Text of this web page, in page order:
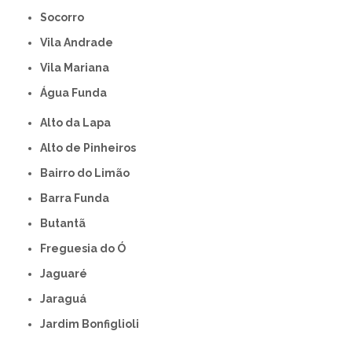
Socorro
Vila Andrade
Vila Mariana
Água Funda
Alto da Lapa
Alto de Pinheiros
Bairro do Limão
Barra Funda
Butantã
Freguesia do Ó
Jaguaré
Jaraguá
Jardim Bonfiglioli